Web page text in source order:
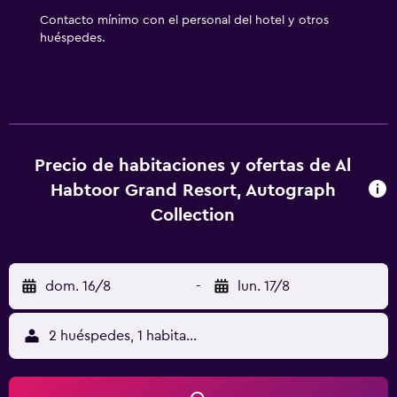
puerto deportivo y un centro de bienestar abierto las 24
horas. En el alojamiento hay 2 piscinas al aire libre además
gimnasio a huéspedes menores de 16 años. Se pueden
indican más abajo en las instalaciones o cerca del
alojamiento (es posible que se aplique un recargo).
Contacto mínimo con el personal del hotel y otros
huéspedes.
Precio de habitaciones y ofertas de Al
Habtoor Grand Resort, Autograph
Collection
dom. 16/8 - lun. 17/8
2 huéspedes, 1 habitación